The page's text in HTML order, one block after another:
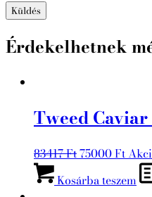
Érdekelhetnek
Tweed
83417FtOriginal
was:
75000Ft
price
is:
Kosárba teszem